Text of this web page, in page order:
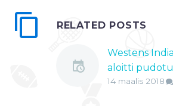
RELATED POSTS
Westens
aloitti
voitolla
14 maalis 2018